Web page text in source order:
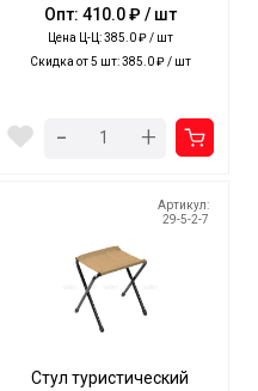
ЗЕЛЕНЫЙ арт. ДС/К3 NIKA
[5]
Опт: 410.0 ₽ / шт
Цена Ц-Ц: 385.0 ₽ / шт
Скидка от 5 шт: 385.0 ₽ / шт
- +
Артикул:
29-5-2-7
Стул туристический